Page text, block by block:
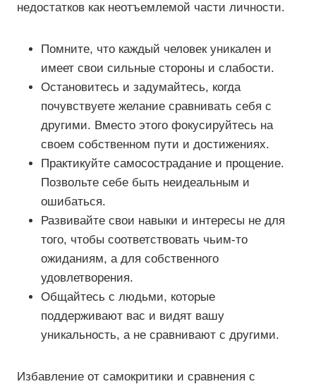
недостатков как неотъемлемой части личности.
Помните, что каждый человек уникален и
имеет свои сильные стороны и слабости.
Остановитесь и задумайтесь, когда
почувствуете желание сравнивать себя с
другими. Вместо этого фокусируйтесь на
своем собственном пути и достижениях.
Практикуйте самосострадание и прощение.
Позвольте себе быть неидеальным и
ошибаться.
Развивайте свои навыки и интересы не для
того, чтобы соответствовать чьим-то
ожиданиям, а для собственного
удовлетворения.
Общайтесь с людьми, которые
поддерживают вас и видят вашу
уникальность, а не сравнивают с другими.
Избавление от самокритики и сравнения с